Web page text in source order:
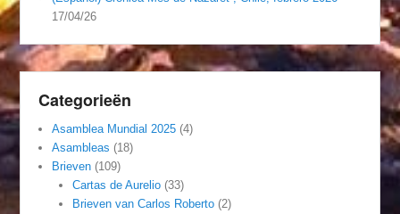
17/04/26
Categorieën
Asamblea Mundial 2025 (4)
Asambleas (18)
Brieven (109)
Cartas de Aurelio(33)
Brieven van Carlos Roberto(2)